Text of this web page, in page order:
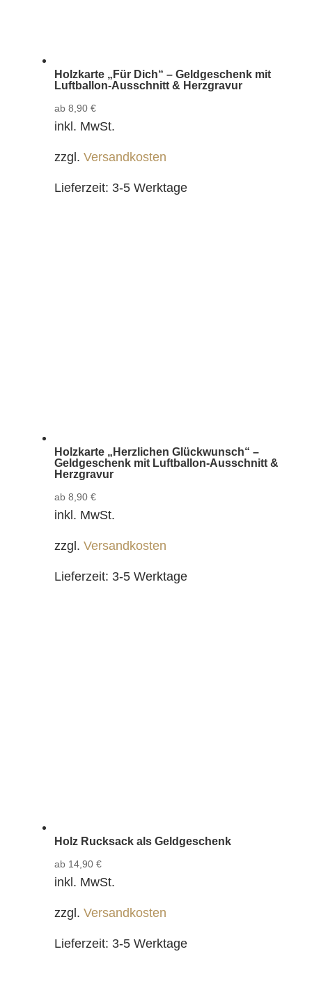
Holzkarte „Für Dich“ – Geldgeschenk mit
Luftballon-Ausschnitt & Herzgravur
ab 8,90 €
inkl. MwSt.
zzgl. Versandkosten
Lieferzeit: 3-5 Werktage
Holzkarte „Herzlichen Glückwunsch“ –
Geldgeschenk mit Luftballon-Ausschnitt &
Herzgravur
ab 8,90 €
inkl. MwSt.
zzgl. Versandkosten
Lieferzeit: 3-5 Werktage
Holz Rucksack als Geldgeschenk
ab 14,90 €
inkl. MwSt.
zzgl. Versandkosten
Lieferzeit: 3-5 Werktage